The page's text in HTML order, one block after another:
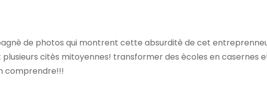
de photos qui montrent cette absurditè de cet
citès mitoyennes! transformer des ècoles en casernes
comprendre!!!